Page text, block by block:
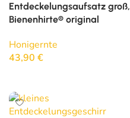
Entdeckelungsaufsatz groß,
Bienenhirte® original
Honigernte
43,90 €